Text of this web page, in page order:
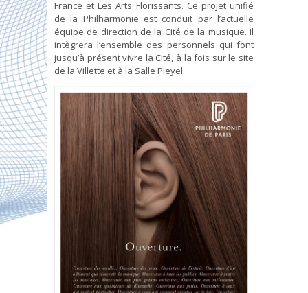
France et Les Arts Florissants. Ce projet unifié
de la Philharmonie est conduit par l’actuelle
équipe de direction de la Cité de la musique. Il
intègrera l’ensemble des personnels qui font
jusqu’à présent vivre la Cité, à la fois sur le site
de la Villette et à la Salle Pleyel.